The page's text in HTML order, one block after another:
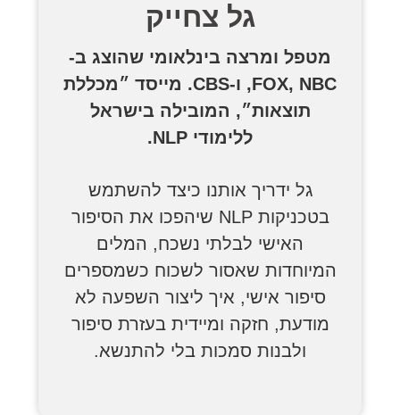
גל צחייק
מטפל ומרצה בינלאומי שהוצג ב-
FOX, NBC, ו-CBS. מייסד ״מכללת
תוצאות״, המובילה בישראל
ללימודי NLP.
גל ידריך אותנו כיצד להשתמש
בטכניקות NLP שיהפכו את הסיפור
האישי לבלתי נשכח, המלים
המיוחדות שאסור לשכוח כשמספרים
סיפור אישי, איך ליצור השפעה לא
מודעת, חזקה ומיידית בעזרת סיפור
ולבנות סמכות בלי להתנשא.